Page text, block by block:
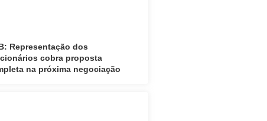
Representação dos
cobra proposta
na próxima negociação